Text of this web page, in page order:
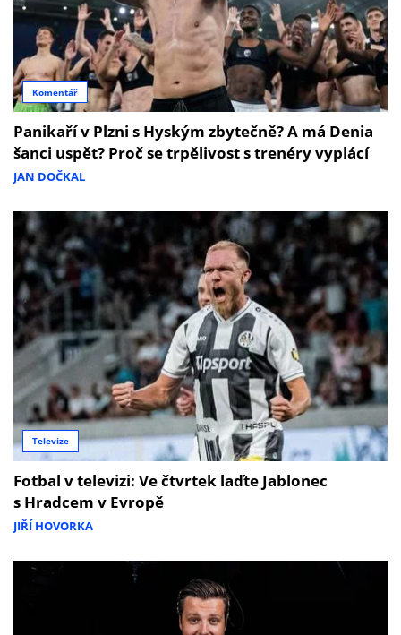
Komentář
Panikaří v Plzni s Hyským zbytečně? A má Denia
šanci uspět? Proč se trpělivost s trenéry vyplácí
JAN DOČKAL
Televize
Fotbal v televizi: Ve čtvrtek laďte Jablonec
s Hradcem v Evropě
JIŘÍ HOVORKA